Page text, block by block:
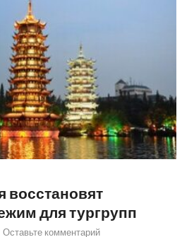
восстановят
для тургрупп
Оставьте комментарий